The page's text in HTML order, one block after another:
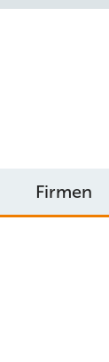
Firmen